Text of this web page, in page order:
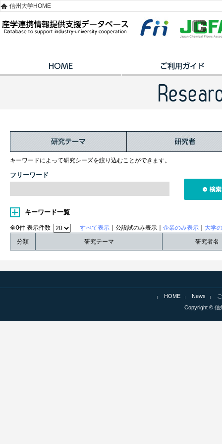
信州大学HOME
キーワードによって研究シーズを絞り込むことができます。
フリーワード
キーワード一覧
全0件 表示件数 すべて表示 ｜公設試のみ表示｜ 企業のみ表示
大学
分類
研究テーマ 研究者名
HOME News
Copyright © 信